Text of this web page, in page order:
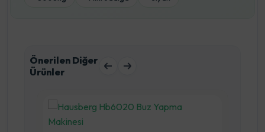
Önerilen Diğer
Ürünler